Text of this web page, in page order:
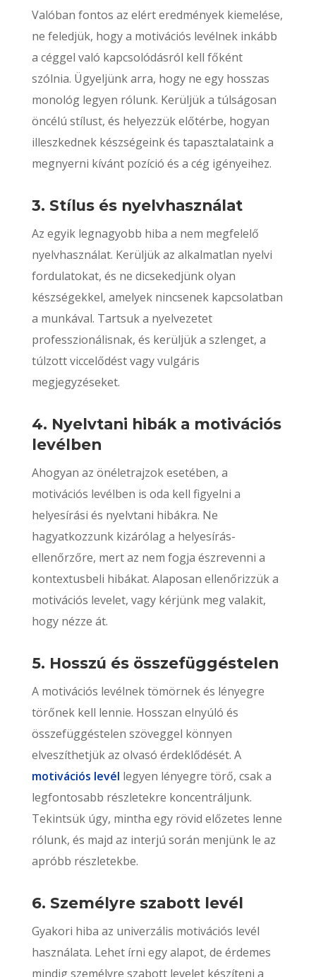
Valóban fontos az elért eredmények kiemelése,
ne feledjük, hogy a motivációs levélnek inkább
a céggel való kapcsolódásról kell főként
szólnia. Ügyeljünk arra, hogy ne egy hosszas
monológ legyen rólunk. Kerüljük a túlságosan
öncélú stílust, és helyezzük előtérbe, hogyan
illeszkednek készségeink és tapasztalataink a
megnyerni kívánt pozíció és a cég igényeihez.
3. Stílus és nyelvhasználat
Az egyik legnagyobb hiba a nem megfelelő
nyelvhasználat. Kerüljük az alkalmatlan nyelvi
fordulatokat, és ne dicsekedjünk olyan
készségekkel, amelyek nincsenek kapcsolatban
a munkával. Tartsuk a nyelvezetet
professzionálisnak, és kerüljük a szlenget, a
túlzott viccelődést vagy vulgáris
megjegyzéseket.
4. Nyelvtani hibák a motivációs
levélben
Ahogyan az önéletrajzok esetében, a
motivációs levélben is oda kell figyelni a
helyesírási és nyelvtani hibákra. Ne
hagyatkozzunk kizárólag a helyesírás-
ellenőrzőre, mert az nem fogja észrevenni a
kontextusbeli hibákat. Alaposan ellenőrizzük a
motivációs levelet, vagy kérjünk meg valakit,
hogy nézze át.
5. Hosszú és összefüggéstelen
A motivációs levélnek tömörnek és lényegre
törőnek kell lennie. Hosszan elnyúló és
összefüggéstelen szöveggel könnyen
elveszíthetjük az olvasó érdeklődését. A
motivációs levél legyen lényegre törő, csak a
legfontosabb részletekre koncentráljunk.
Tekintsük úgy, mintha egy rövid előzetes lenne
rólunk, és majd az interjú során menjünk le az
apróbb részletekbe.
6. Személyre szabott levél
Gyakori hiba az univerzális motivációs levél
használata. Lehet írni egy alapot, de érdemes
mindig személyre szabott levelet készíteni a